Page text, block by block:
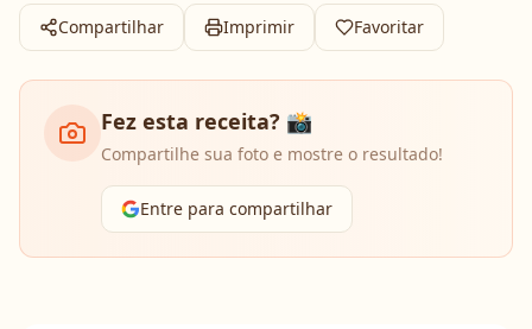
Compartilhar Imprimir Favoritar
Fez esta receita? 📸
Compartilhe sua foto e mostre o resultado!
Entre para compartilhar